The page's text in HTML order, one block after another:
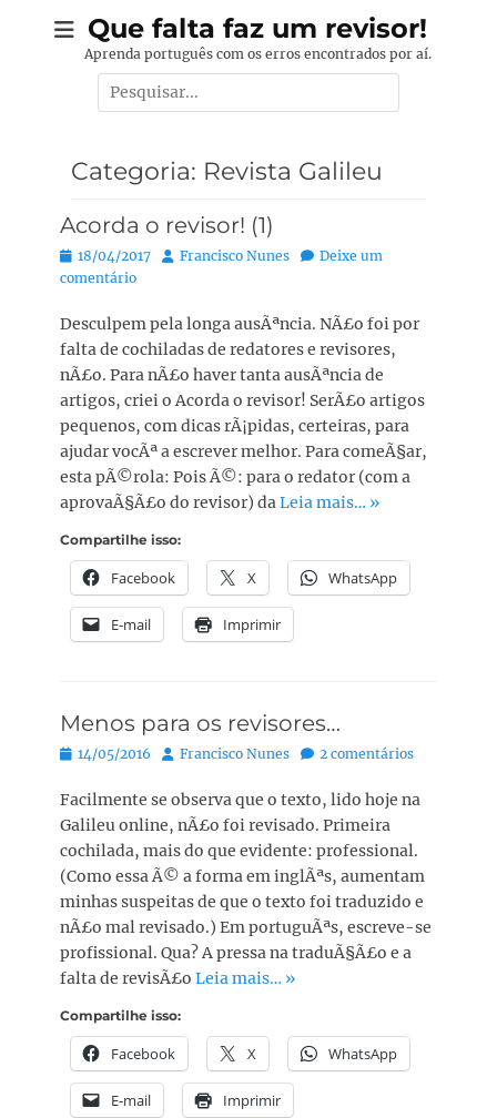
Que falta faz um revisor!
Aprenda português com os erros encontrados por aí.
Pesquisar
por:
Categoria: Revista Galileu
Acorda o revisor! (1)
Posted
on
18/04/2017 Autor:
Francisco Nunes
Deixe um
comentário
Desculpem pela longa ausÃªncia. NÃ£o foi por
falta de cochiladas de redatores e revisores,
nÃ£o. Para nÃ£o haver tanta ausÃªncia de
artigos, criei o Acorda o revisor! SerÃ£o artigos
pequenos, com dicas rÃ¡pidas, certeiras, para
ajudar vocÃª a escrever melhor. Para comeÃ§ar,
esta pÃ©rola: Pois Ã©: para o redator (com a
aprovaÃ§Ã£o do revisor) daLeia mais… »
Compartilhe isso:
Facebook X WhatsApp
E-mail Imprimir
Menos para os revisores…
Posted
14/05/2016 Autor:
Francisco Nunes 2 comentários
Facilmente se observa que o texto, lido hoje na
Galileu online, nÃ£o foi revisado. Primeira
cochilada, mais do que evidente: professional.
(Como essa Ã© a forma em inglÃªs, aumentam
minhas suspeitas de que o texto foi traduzido e
nÃ£o mal revisado.) Em portuguÃªs, escreve-se
profissional. Qua? A pressa na traduÃ§Ã£o e a
falta de revisÃ£o Leia mais… »
Compartilhe isso:
Facebook X WhatsApp
E-mail Imprimir